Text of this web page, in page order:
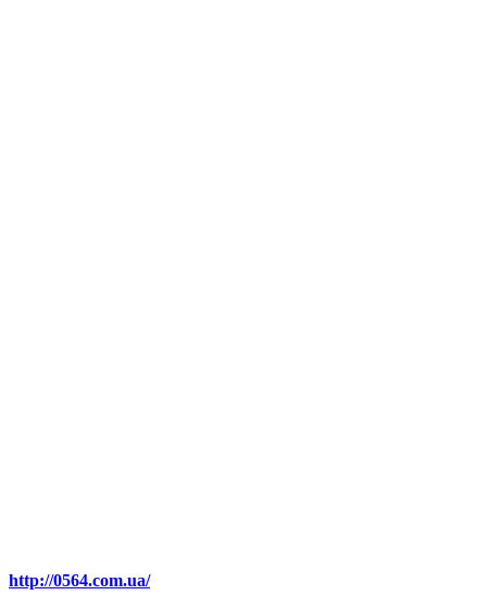
http://0564.com.ua/